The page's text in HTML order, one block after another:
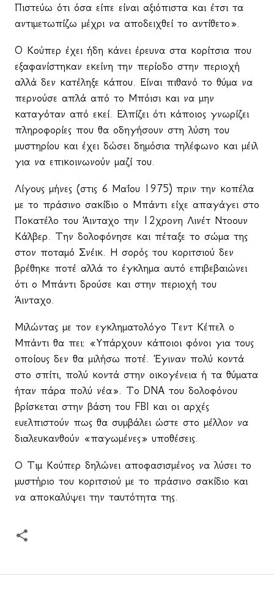
Πιστεύω ότι όσα είπε είναι αξιόπιστα και έτσι τα
αντιμετωπίζω μέχρι να αποδειχθεί το αντίθετο».
O Κούπερ έχει ήδη κάνει έρευνα στα κορίτσια που
εξαφανίστηκαν εκείνη την περίοδο στην περιοχή
αλλά δεν κατέληξε κάπου. Είναι πιθανό το θύμα να
περνούσε απλά από το Μπόισι και να μην
καταγόταν από εκεί. Ελπίζει ότι κάποιος γνωρίζει
πληροφορίες που θα οδηγήσουν στη λύση του
μυστηρίου και έχει δώσει δημόσια τηλέφωνο και μέιλ
για να επικοινωνούν μαζί του.
Λίγους μήνες (στις 6 Μαΐου 1975) πριν την κοπέλα
με το πράσινο σακίδιο ο Μπάντι είχε απαγάγει στο
Ποκατέλο του Άινταχο την 12χρονη Λινέτ Ντοουν
Κάλβερ. Την δολοφόνησε και πέταξε το σώμα της
στον ποταμό Σνέικ. Η σορός του κοριτσιού δεν
βρέθηκε ποτέ αλλά το έγκλημα αυτό επιβεβαιώνει
ότι ο Μπάντι δρούσε και στην περιοχή του
Άινταχο.
Μιλώντας με τον εγκληματολόγο Τεντ Κέπελ ο
Μπάντι θα πει: «Υπάρχουν κάποιοι φόνοι για τους
οποίους δεν θα μιλήσω ποτέ. Έγιναν πολύ κοντά
στο σπίτι, πολύ κοντά στην οικογένεια ή τα θύματα
ήταν πάρα πολύ νέα». Το DNA του δολοφόνου
βρίσκεται στην βάση του FBI και οι αρχές
ευελπιστούν πως θα συμβάλει ώστε στο μέλλον να
διαλευκανθούν «παγωμένες» υποθέσεις.
Ο Τιμ Κούπερ δηλώνει αποφασισμένος να λύσει το
μυστήριο του κοριτσιού με το πράσινο σακίδιο και
να αποκαλύψει την ταυτότητα της.